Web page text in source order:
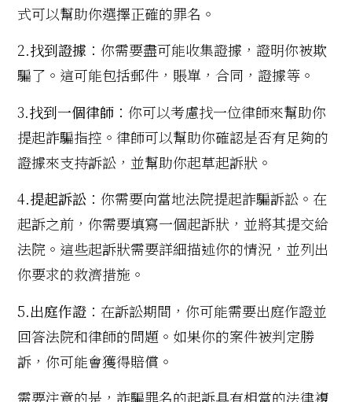
式可以幫助你選擇正確的罪名。
2.找到證據 ：你需要盡可能收集證據，證明你被欺
騙了。這可能包括郵件，賬單，合同，證據等。
3.找到一個律師 ：你可以考慮找一位律師來幫助你
提起詐騙指控。律師可以幫助你確認是否有足夠的
證據來支持訴訟，並幫助你起草起訴狀。
4.提起訴訟 ：你需要向當地法院提起詐騙訴訟。在
起訴之前，你需要填寫一個起訴狀，並將其提交給
法院。這些起訴狀需要詳細描述你的情況，並列出
你要求的救濟措施。
5.出庭作證 ：在訴訟期間，你可能需要出庭作證並
回答法院和律師的問題。如果你的案件被判定勝
訴，你可能會獲得賠償。
需要注意的是，詐騙罪名的起訴具有相當的法律複